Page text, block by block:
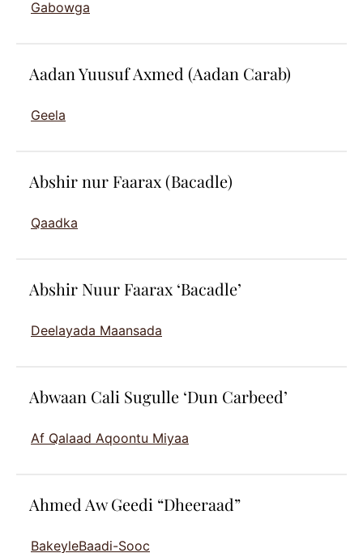
Gabowga
Aadan Yuusuf Axmed (Aadan Carab)
Geela
Abshir nur Faarax (Bacadle)
Qaadka
Abshir Nuur Faarax ‘Bacadle’
Deelayada Maansada
Abwaan Cali Sugulle ‘Dun Carbeed’
Af Qalaad Aqoontu Miyaa
Ahmed Aw Geedi “Dheeraad”
BakeyleBaadi-Sooc